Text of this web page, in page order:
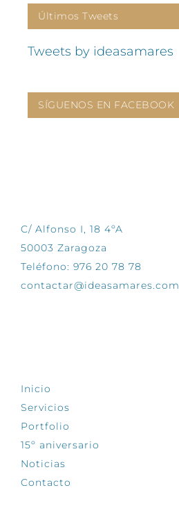
Últimos Tweets
Tweets by ideasamares
SÍGUENOS EN FACEBOOK
C/ Alfonso I, 18 4ºA
50003 Zaragoza
Teléfono: 976 20 78 78
contactar@ideasamares.com
Inicio
Servicios
Portfolio
15º aniversario
Noticias
Contacto